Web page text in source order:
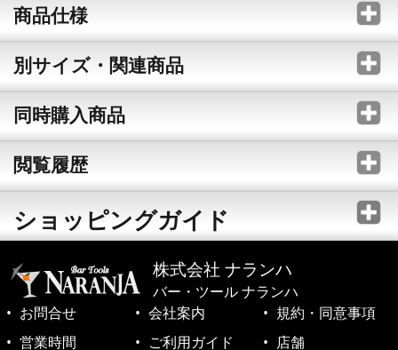
商品仕様
別サイズ・関連商品
同時購入商品
閲覧履歴
ショッピングガイド
株式会社 ナランハ
バー・ツール ナランハ
お問合せ
会社案内
規約・同意事項
営業時間
ご利用ガイド 店舗